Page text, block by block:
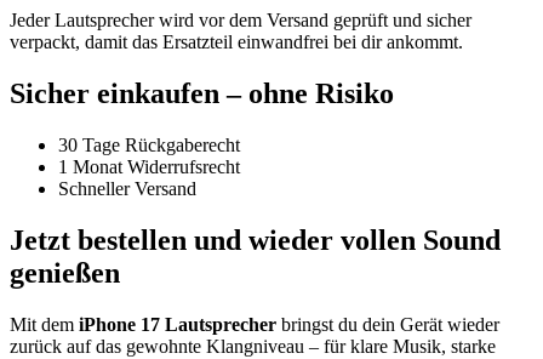
Jeder Lautsprecher wird vor dem Versand geprüft und sicher
verpackt, damit das Ersatzteil einwandfrei bei dir ankommt.
Sicher einkaufen – ohne Risiko
30 Tage Rückgaberecht
1 Monat Widerrufsrecht
Schneller Versand
Jetzt bestellen und wieder vollen Sound
genießen
Mit dem iPhone 17 Lautsprecher bringst du dein Gerät wieder
zurück auf das gewohnte Klangniveau – für klare Musik, starke